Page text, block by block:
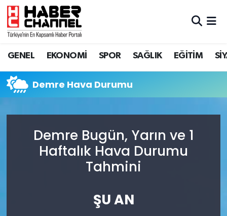
GENEL EKONOMİ SPOR SAĞLIK EĞİTİM
Demre Hava Durumu
Demre Bugün, Yarın ve 1
Haftalık Hava Durumu
Tahmini
ŞU AN
GENEL
SPOR
SAĞLIK
EĞİTİM
Nöbetçi Eczaneler
Trafik Durumu
Süper Lig Puan Durumu ve Fikstür
Tüm Manşetler
Son Dakika Haberleri